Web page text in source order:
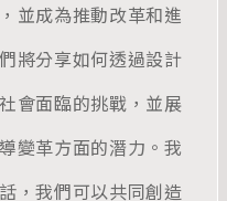
並成為推動改革和進
將分享如何透過設計
會面臨的挑戰，並展
變革方面的潛力。我
，我們可以共同創造